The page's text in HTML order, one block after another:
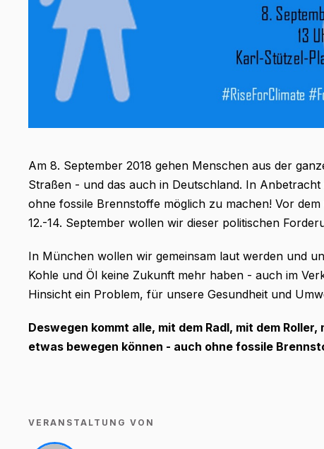
Am 8. September 2018 gehen Menschen aus der
Straßen - und das auch in Deutschland. In
ohne fossile Brennstoffe möglich zu machen! Vor
12.-14. September wollen wir dieser politischen
In München wollen wir gemeinsam laut werden und
Kohle und Öl keine Zukunft mehr haben - auch im
Hinsicht ein Problem, für unsere Gesundheit und
Deswegen kommt alle, mit dem Radl, mit dem
etwas bewegen können - auch ohne fossile
VERANSTALTUNG VON